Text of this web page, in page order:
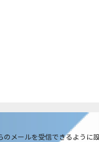
メールを受信できるように